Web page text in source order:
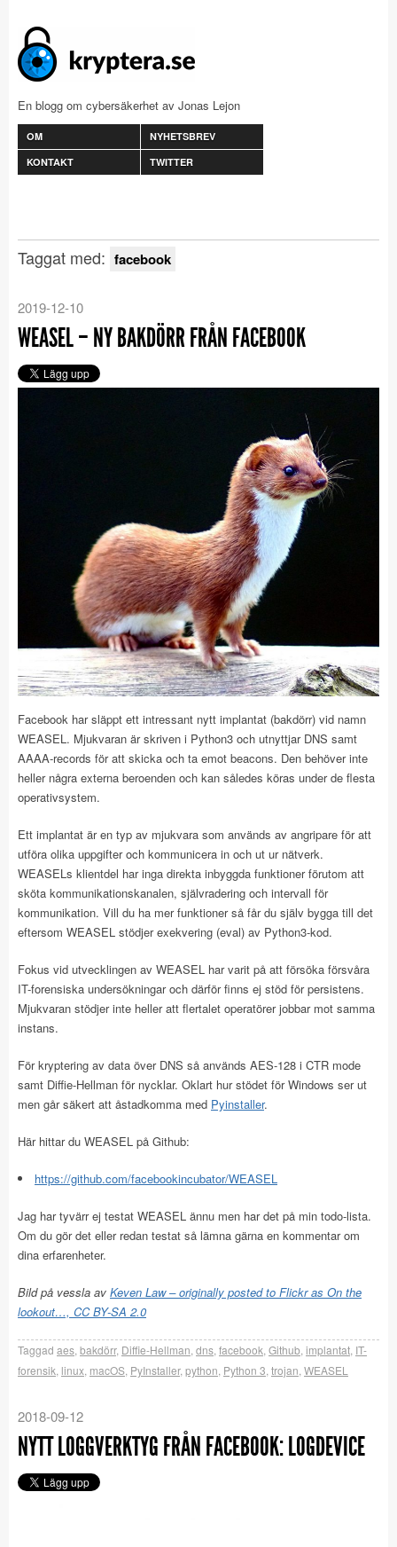
En blogg om cybersäkerhet av Jonas Lejon
OM
NYHETSBREV
KONTAKT
TWITTER
Taggat med: facebook
2019-12-10
WEASEL – NY BAKDÖRR FRÅN FACEBOOK
Facebook har släppt ett intressant nytt implantat (bakdörr) vid namn
WEASEL. Mjukvaran är skriven i Python3 och utnyttjar DNS samt
AAAA-records för att skicka och ta emot beacons. Den behöver inte
heller några externa beroenden och kan således köras under de flesta
operativsystem.
Ett implantat är en typ av mjukvara som används av angripare för att
utföra olika uppgifter och kommunicera in och ut ur nätverk.
WEASELs klientdel har inga direkta inbyggda funktioner förutom att
sköta kommunikationskanalen, självradering och intervall för
kommunikation. Vill du ha mer funktioner så får du själv bygga till det
eftersom WEASEL stödjer exekvering (eval) av Python3-kod.
Fokus vid utvecklingen av WEASEL har varit på att försöka försvåra
IT-forensiska undersökningar och därför finns ej stöd för persistens.
Mjukvaran stödjer inte heller att flertalet operatörer jobbar mot samma
instans.
För kryptering av data över DNS så används AES-128 i CTR mode
samt Diffie-Hellman för nycklar. Oklart hur stödet för Windows ser ut
men går säkert att åstadkomma med Pyinstaller.
Här hittar du WEASEL på Github:
https://github.com/facebookincubator/WEASEL
Jag har tyvärr ej testat WEASEL ännu men har det på min todo-lista.
Om du gör det eller redan testat så lämna gärna en kommentar om
dina erfarenheter.
Bild på vessla av Keven Law – originally posted to Flickr as On the
lookout…, CC BY-SA 2.0
Taggad aes,bakdörr, Diffie-Hellman,dns,facebook,Github,implantat, IT-
forensik, linux, macOS, PyInstaller,python, Python 3,trojan,WEASEL
2018-09-12
NYTT LOGGVERKTYG FRÅN FACEBOOK: LOGDEVICE